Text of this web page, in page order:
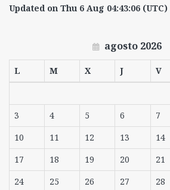
Updated on Thu 6 Aug 04:43:06 (UTC)
agosto 2026
L M X J V
3
4 5 6 7
10
11 12 13 14
17
18 19 20 21
24
25 26 27 28